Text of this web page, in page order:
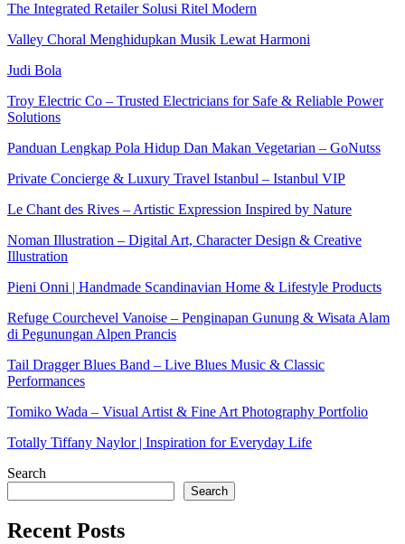
The Integrated Retailer Solusi Ritel Modern
Valley Choral Menghidupkan Musik Lewat Harmoni
Judi Bola
Troy Electric Co – Trusted Electricians for Safe & Reliable Power
Solutions
Panduan Lengkap Pola Hidup Dan Makan Vegetarian – GoNutss
Private Concierge & Luxury Travel Istanbul – Istanbul VIP
Le Chant des Rives – Artistic Expression Inspired by Nature
Noman Illustration – Digital Art, Character Design & Creative
Illustration
Pieni Onni | Handmade Scandinavian Home & Lifestyle Products
Refuge Courchevel Vanoise – Penginapan Gunung & Wisata Alam
di Pegunungan Alpen Prancis
Tail Dragger Blues Band – Live Blues Music & Classic
Performances
Tomiko Wada – Visual Artist & Fine Art Photography Portfolio
Totally Tiffany Naylor | Inspiration for Everyday Life
Search
Search
Recent Posts